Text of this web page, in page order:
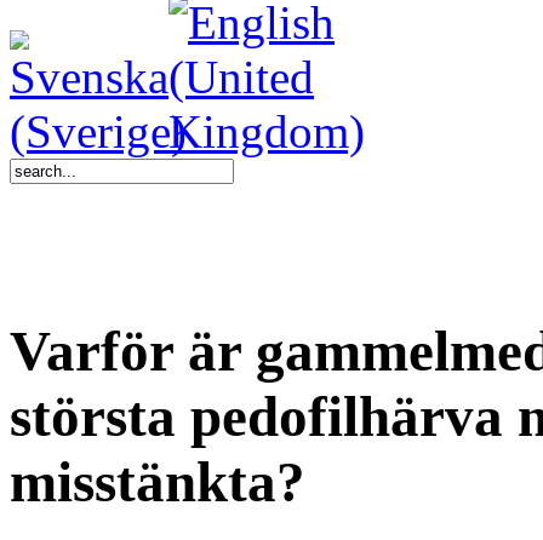
Varför är
största pedofilhärva
misstänkta?